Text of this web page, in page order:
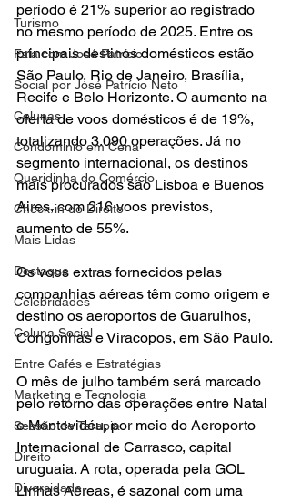
Turismo
Fala com José Patrício
Social por José Patrício Neto
Colunas
Condomínio em Cena
Queridinha do Comércio
Check-in do Direito
Mais Lidas
Destaque
Celebridades
Coluna Social
Entre Cafés e Estratégias
Marketing e Tecnologia
Sessão de Terapia
Direito
Diversidade
período é 21% superior ao registrado
no mesmo período de 2025. Entre os
principais destinos domésticos estão
São Paulo, Rio de Janeiro, Brasília,
Recife e Belo Horizonte. O aumento na
oferta de voos domésticos é de 19%,
totalizando 3.090 operações. Já no
segmento internacional, os destinos
mais procurados são Lisboa e Buenos
Aires, com 216 voos previstos,
aumento de 55%.
Os voos extras fornecidos pelas
companhias aéreas têm como origem e
destino os aeroportos de Guarulhos,
Congonhas e Viracopos, em São Paulo.
O mês de julho também será marcado
pelo retorno das operações entre Natal
e Montevidéu, por meio do Aeroporto
Internacional de Carrasco, capital
uruguaia. A rota, operada pela GOL
Linhas Aéreas, é sazonal com uma